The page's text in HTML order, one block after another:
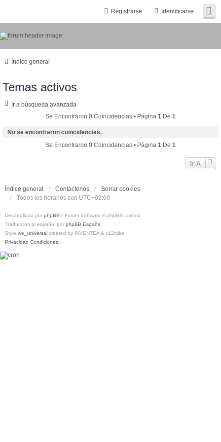
Identificarse
Registrarse
Índice general
Temas activos
Ir a búsqueda avanzada
Se Encontraron 0 Coincidencias • Página 1 De 1
No se encontraron coincidencias.
Se Encontraron 0 Coincidencias • Página 1 De 1
Ir A
Índice general Contáctenos
Borrar cookies
Todos los horarios son UTC+02:00
Desarrollado por phpBB® Forum Software © phpBB Limited
Traducción al español por phpBB España
Style we_universal created by INVENTEA & v12mike
Privacidad Condiciones